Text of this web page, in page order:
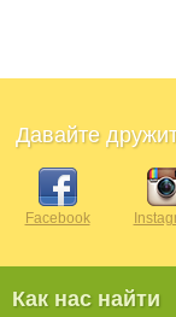
Давайте
Facebook
Как нас найти